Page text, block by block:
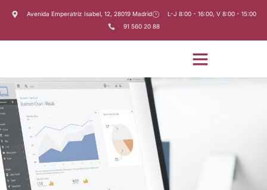
Avenida Emperatriz Isabel, 12, 28019 Madrid
L-J 8:00 - 16:00, V 8:00 - 15:00
91 560 20 88